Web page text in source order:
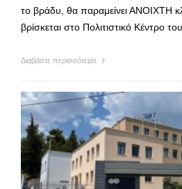
το βράδυ, θα παραμείνει ΑΝΟΙΧΤΗ
βρίσκεται στο Πολιτιστικό Κέντρο
Διαβάστε περισσότερα